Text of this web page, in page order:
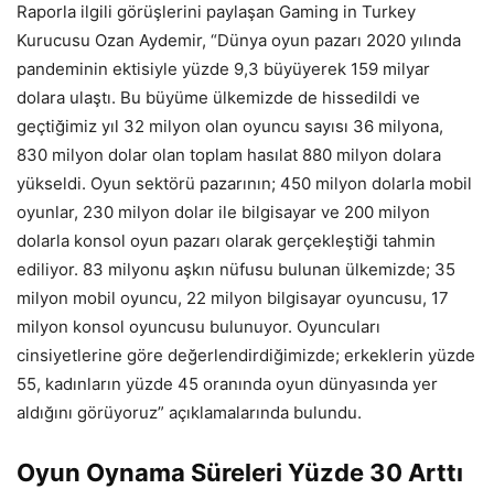
Raporla ilgili görüşlerini paylaşan Gaming in Turkey
Kurucusu Ozan Aydemir, “Dünya oyun pazarı 2020 yılında
pandeminin ektisiyle yüzde 9,3 büyüyerek 159 milyar
dolara ulaştı. Bu büyüme ülkemizde de hissedildi ve
geçtiğimiz yıl 32 milyon olan oyuncu sayısı 36 milyona,
830 milyon dolar olan toplam hasılat 880 milyon dolara
yükseldi. Oyun sektörü pazarının; 450 milyon dolarla mobil
oyunlar, 230 milyon dolar ile bilgisayar ve 200 milyon
dolarla konsol oyun pazarı olarak gerçekleştiği tahmin
ediliyor. 83 milyonu aşkın nüfusu bulunan ülkemizde; 35
milyon mobil oyuncu, 22 milyon bilgisayar oyuncusu, 17
milyon konsol oyuncusu bulunuyor. Oyuncuları
cinsiyetlerine göre değerlendirdiğimizde; erkeklerin yüzde
55, kadınların yüzde 45 oranında oyun dünyasında yer
aldığını görüyoruz” açıklamalarında bulundu.
Oyun Oynama Süreleri Yüzde 30 Arttı